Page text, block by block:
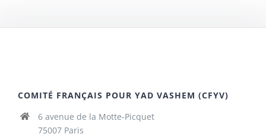
COMITÉ FRANÇAIS POUR YAD VASHEM (CFYV)
6 avenue de la Motte-Picquet
75007 Paris